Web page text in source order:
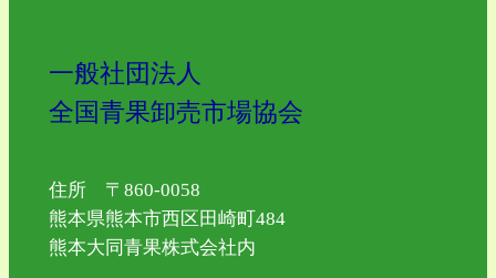
一般社団法人
全国青果卸売市場協会
住所 〒860-0058
熊本県熊本市西区田崎町484
熊本大同青果株式会社内